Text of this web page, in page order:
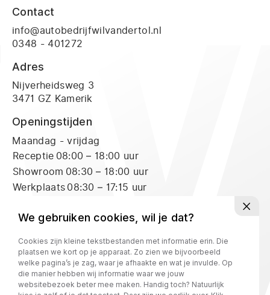
Contact
info@autobedrijfwilvandertol.nl
0348 - 401272
Adres
Nijverheidsweg 3
3471 GZ Kamerik
Openingstijden
Maandag - vrijdag
Receptie 08:00 – 18:00 uur
Showroom 08:30 – 18:00 uur
Werkplaats08:30 – 17:15 uur
Receptie09:00 – 16:00 uur
Werkplaats 09:00 – 12:00 uur
Privacy policy
We gebruiken cookies, wil je dat?
Cookies zijn kleine tekstbestanden met informatie erin. Die
plaatsen we kort op je apparaat. Zo zien we bijvoorbeeld
welke pagina’s je zag, waar je afhaakte en wat je invulde. Op
die manier hebben wij informatie waar we jouw
websitebezoek beter mee maken. Handig toch? Natuurlijk